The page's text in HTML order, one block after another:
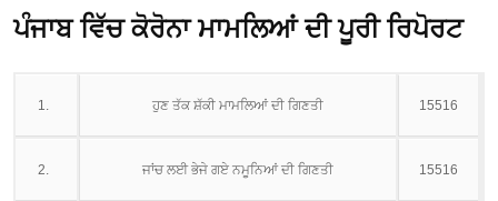
ਪੰਜਾਬ ਵਿੱਚ ਕੋਰੋਨਾ ਮਾਮਲਿਆਂ ਦੀ ਪੂਰੀ ਰਿਪੋਰਟ
1. ਹੁਣ ਤੱਕ ਸ਼ੱਕੀ ਮਾਮਲਿਆਂ ਦੀ ਗਿਣਤੀ 15516
2. ਜਾਂਚ ਲਈ ਭੇਜੇ ਗਏ ਨਮੂਨਿਆਂ ਦੀ ਗਿਣਤੀ 15516